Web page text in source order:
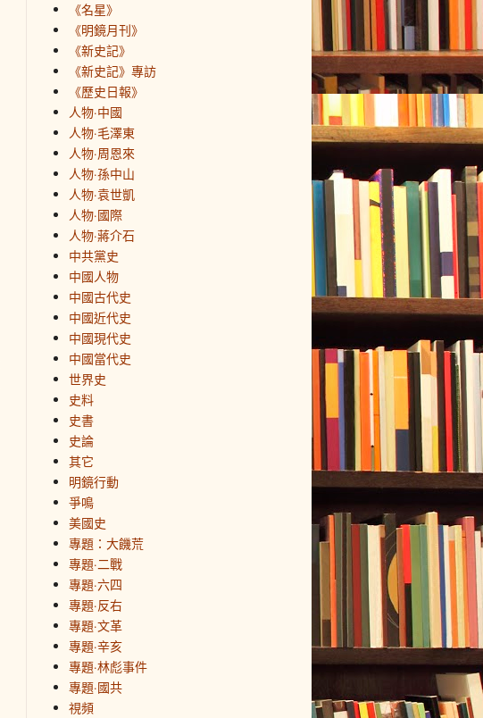
《名星》
《明鏡月刊》
《新史記》
《新史記》專訪
《歷史日報》
人物·中國
人物·毛澤東
人物·周恩來
人物·孫中山
人物·袁世凱
人物·國際
人物·蔣介石
中共黨史
中國人物
中國古代史
中國近代史
中國現代史
中國當代史
世界史
史料
史書
史論
其它
明鏡行動
爭鳴
美國史
專題：大饑荒
專題·二戰
專題·六四
專題·反右
專題·文革
專題·辛亥
專題·林彪事件
專題·國共
視頻